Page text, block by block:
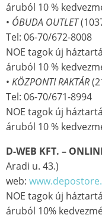
áruból 10 %
• ÓBUDA OUTLET
Tel: 06-70/672-
NOE tagok új
áruból 10 %
• KÖZPONTI RAKTÁR
Tel: 06-70/671-
NOE tagok új
áruból 10 %
D-WEB KFT. –
Aradi u. 43.)
web:
NOE tagok új
áruból 10%